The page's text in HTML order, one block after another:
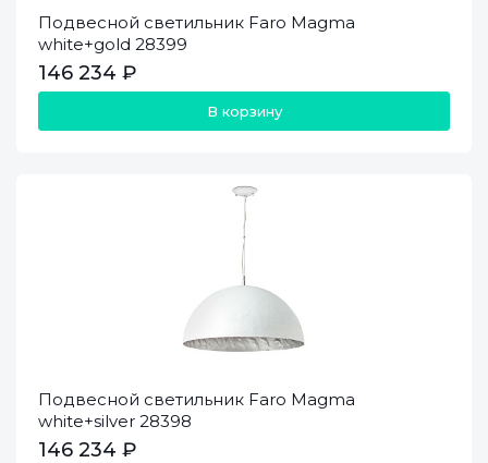
Подвесной светильник Faro Magma
white+gold 28399
146 234 ₽
В корзину
Подвесной светильник Faro Magma
white+silver 28398
146 234 ₽